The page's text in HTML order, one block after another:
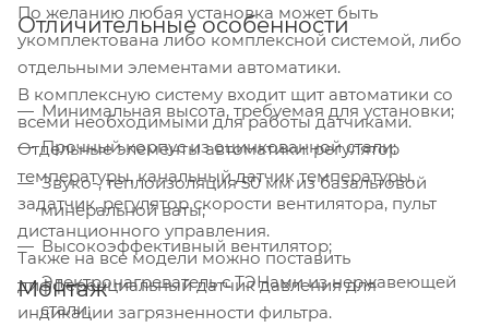
По желанию любая установка может быть
укомплектована либо комплексной системой, либо
отдельными элементами автоматики.
В комплексную систему входит щит автоматики со
всеми необходимыми для работы датчиками.
Отдельные элементы автоматики: регулятор
температуры, канальный датчик температуры,
задатчик, регулятор скорости вентилятора, пульт
дистанционного управления.
Также на все модели можно поставить
дифференциальный датчик давления для
индикации загрязненности фильтра.
Отличительные особенности
Минимальная высота, требуемая для установки;
Прочный корпус из оцинкованной стали;
Звуко-, теплоизоляция 50 мм из базальтовой
минеральной ваты;
Высокоэффективный вентилятор;
Электронагреватель с ТЭНами из нержавеющей
стали;
Монтаж